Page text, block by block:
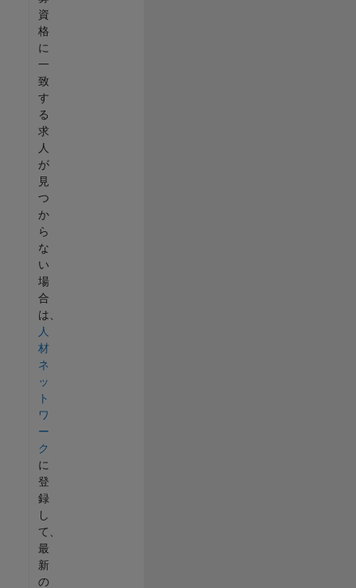
資
格
に
一
致
す
る
求
人
が
見
つ
か
ら
な
い
場
合
は、
人
材
ネ
ッ
ト
ワ
ー
ク
に
登
録
し
て、
最
新
の